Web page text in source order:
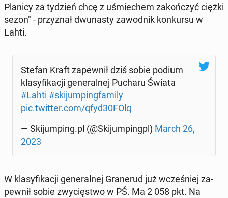
Planicy za tydzień chcę z uśmie­chem za­koń­czyć ciężki
sezon" - przy­znał dwu­na­sty za­wod­nik kon­kur­su w
Lahti.
Stefan Kraft za­pew­nił dziś sobie podium
kla­sy­fi­ka­cji ge­ne­ral­nej Pucharu Świata
#Lahti #ski­jum­ping­fa­mi­ly
pic.twitter.com/qfyd30FOlq
— Ski­jum­ping.pl (@Ski­jum­pingpl) March 26,
2023
W kla­sy­fi­ka­cji ge­ne­ral­nej Gra­ne­rud już wcze­śniej za­
pew­nił sobie zwy­cię­stwo w PŚ. Ma 2 058 pkt. Na